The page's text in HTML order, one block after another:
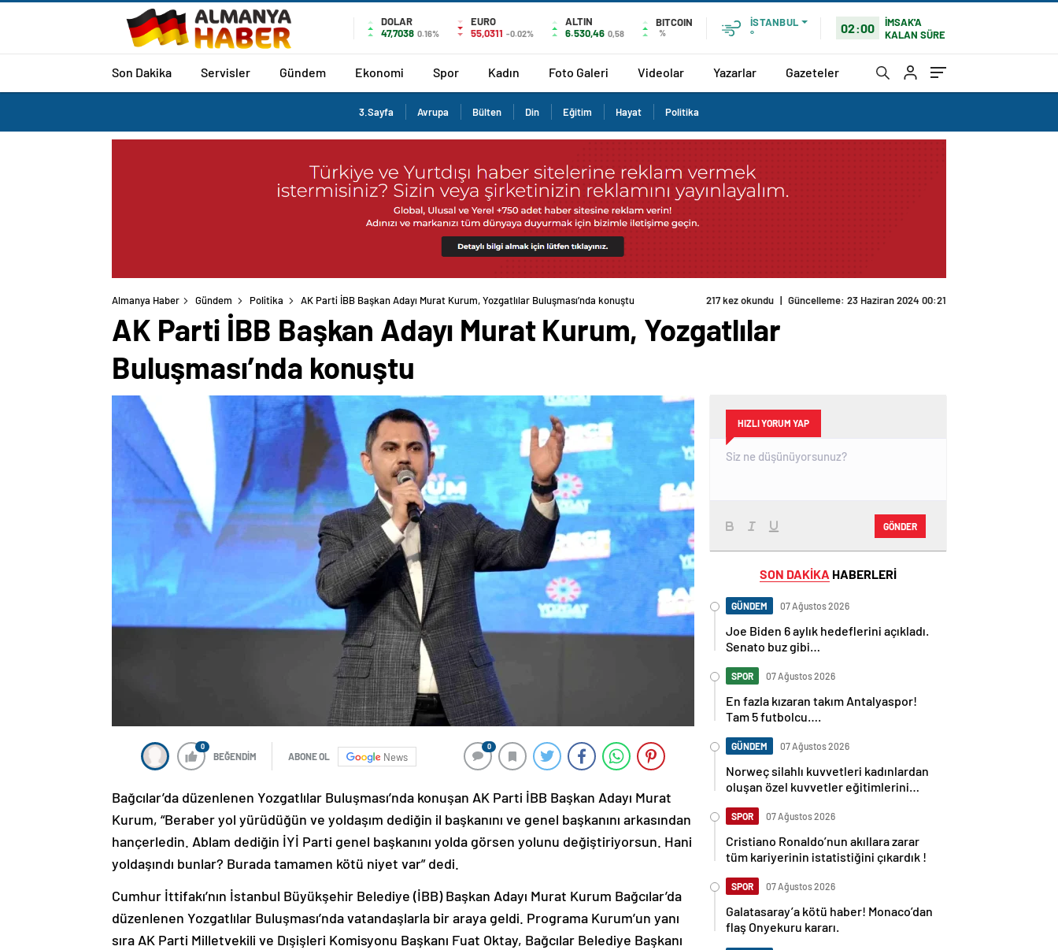
DOLAR
47,7038 0.16%
EURO
55,0311 -0.02%
ALTIN
6.530,46 0,58
BITCOIN
%
İSTANBUL
°
02:00
İMSAK'A
KALAN SÜRE
Son Dakika Servisler Gündem Ekonomi Spor Kadın Foto Galeri Videolar Yazarlar Gazeteler
3.Sayfa Avrupa Bülten Din Eğitim Hayat Politika
Almanya Haber Gündem Politika AK Parti İBB Başkan Adayı Murat Kurum, Yozgatlılar Buluşması’nda konuştu 217 kez okundu | Güncelleme: 23 Haziran 2024 00:21
AK Parti İBB Başkan Adayı Murat Kurum, Yozgatlılar
Buluşması’nda konuştu
0
BEĞENDİM ABONE OL News
0
Bağcılar’da düzenlenen Yozgatlılar Buluşması’nda konuşan AK Parti İBB Başkan Adayı Murat
Kurum, “Beraber yol yürüdüğün ve yoldaşım dediğin il başkanını ve genel başkanını arkasından
hançerledin. Ablam dediğin İYİ Parti genel başkanını yolda görsen yolunu değiştiriyorsun. Hani
yoldaşındı bunlar? Burada tamamen kötü niyet var” dedi.
Cumhur İttifakı’nın İstanbul Büyükşehir Belediye (İBB) Başkan Adayı Murat Kurum Bağcılar’da
düzenlenen Yozgatlılar Buluşması’nda vatandaşlarla bir araya geldi. Programa Kurum’un yanı
sıra AK Parti Milletvekili ve Dışişleri Komisyonu Başkanı Fuat Oktay, Bağcılar Belediye Başkanı
HIZLI YORUM YAP
GÖNDER
SON DAKİKA HABERLERİ
GÜNDEM 07 Ağustos 2026
Joe Biden 6 aylık hedeflerini açıkladı.
Senato buz gibi…
SPOR 07 Ağustos 2026
En fazla kızaran takım Antalyaspor!
Tam 5 futbolcu….
GÜNDEM 07 Ağustos 2026
Norweç silahlı kuvvetleri kadınlardan
oluşan özel kuvvetler eğitimlerini
SPOR 07 Ağustos 2026
Cristiano Ronaldo’nun akıllara zarar
tüm kariyerinin istatistiğini çıkardık !
SPOR 07 Ağustos 2026
Galatasaray’a kötü haber! Monaco’dan
flaş Onyekuru kararı.